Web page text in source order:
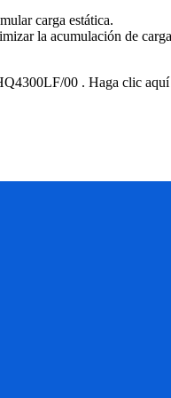
carga estática.
la acumulación de
00 . Haga clic aquí